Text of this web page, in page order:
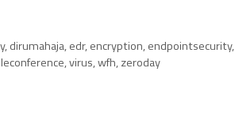
,dirumahaja,edr,encryption,endpointsecurity,
,virus,wfh,zeroday